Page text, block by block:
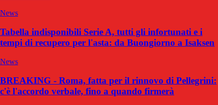
News
Tabella indisponibili Serie A, tutti gli infortunati e i
tempi di recupero per l'asta: da Buongiorno a Isaksen
News
BREAKING - Roma, fatta per il rinnovo di Pellegrini:
c'è l'accordo verbale, fino a quando firmerà